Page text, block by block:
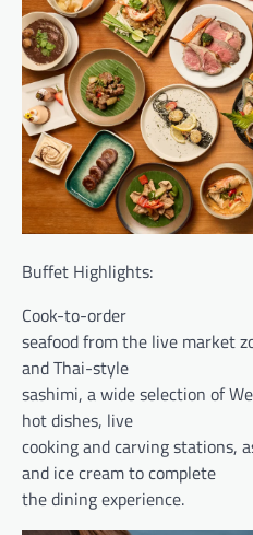
Buffet Highlights:
Cook-to-order
seafood from the live market
and Thai-style
sashimi, a wide selection of
hot dishes, live
cooking and carving stations,
and ice cream to complete
the dining experience.